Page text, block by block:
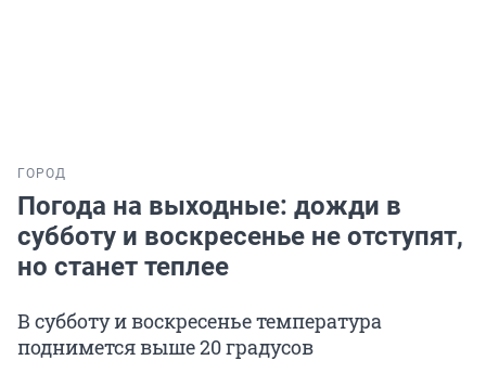
ГОРОД
Погода на выходные: дожди в
субботу и воскресенье не отступят,
но станет теплее
В субботу и воскресенье температура
поднимется выше 20 градусов